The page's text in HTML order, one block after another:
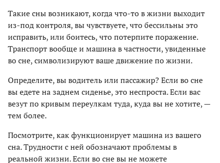
Такие сны возникают, когда что-то в жизни выходит
из-под контроля, вы чувствуете, что бессильны это
исправить, или боитесь, что потерпите поражение.
Транспорт вообще и машина в частности, увиденные
во сне, символизируют ваше движение по жизни.
Определите, вы водитель или пассажир? Если во сне
вы едете на заднем сиденье, это неспроста. Если вас
везут по кривым переулкам туда, куда вы не хотите, —
тем более.
Посмотрите, как функционирует машина из вашего
сна. Трудности с ней обозначают проблемы в
реальной жизни. Если во сне вы не можете